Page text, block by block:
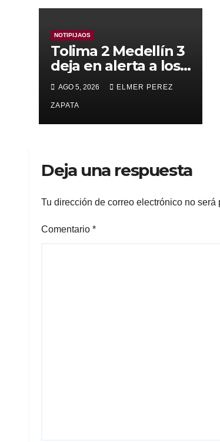
NOTIPIJAOS
Tolima 2 Medellín 3
deja en alerta a los
pijaos por su fútbol
irregular
AGO 5, 2026 ELMER PEREZ
ZAPATA
Deja una respuesta
Tu dirección de correo electrónico no será
Comentario *